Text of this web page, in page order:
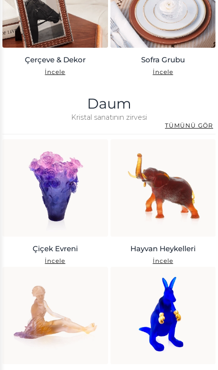
Çerçeve & Dekor
İncele
Sofra Grubu
İncele
Daum
Kristal sanatının zirvesi
TÜMÜNÜ GÖR
Çiçek Evreni
İncele
Hayvan Heykelleri
İncele